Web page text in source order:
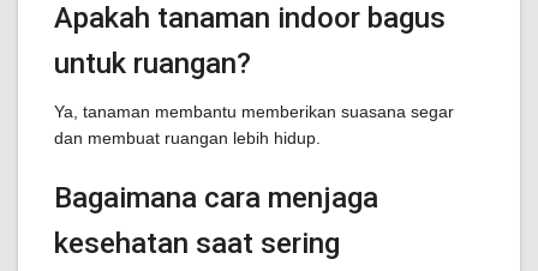
Apakah tanaman indoor bagus
untuk ruangan?
Ya, tanaman membantu memberikan suasana segar
dan membuat ruangan lebih hidup.
Bagaimana cara menjaga
kesehatan saat sering